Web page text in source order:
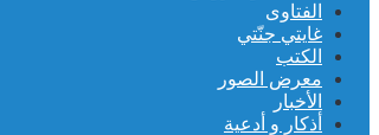
الفتاوى
غايتي جنّتي
الكتب
معرض الصور
الأخبار
أذكار و أدعية